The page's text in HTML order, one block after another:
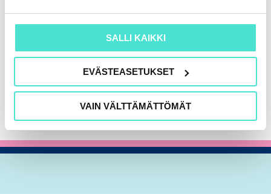
SALLI KAIKKI
EVÄSTEASETUKSET
VAIN VÄLTTÄMÄTTÖMÄT